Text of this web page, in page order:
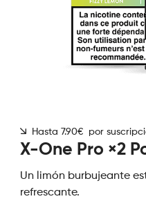
CONVIÉRTASE EN UN
MI CUENTA
Hasta 7.90€ por
X-One Pro ×2
Un limón burbujeante
refrescante.